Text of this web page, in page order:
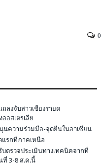
0
ลงจับสาวเชียงรายด
อสเตรเลีย
นความร่วมมือ-จุดยืนในอาเซียน
แรกที่ภาคเหนือ
ตรวจประเมินทางเทคนิคจากที่
3-8 ส.ค.นี้